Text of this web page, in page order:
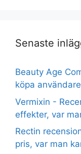
Senaste
Beauty Age
köpa
Vermixin -
effekter, var
Rectin
pris, var man